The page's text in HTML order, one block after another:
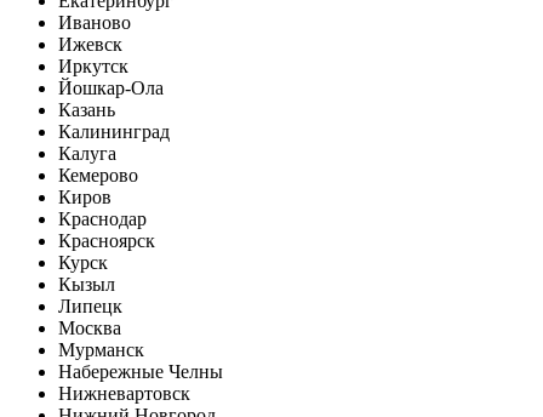
Иваново
Ижевск
Иркутск
Йошкар-Ола
Казань
Калининград
Калуга
Кемерово
Киров
Краснодар
Красноярск
Курск
Кызыл
Липецк
Москва
Мурманск
Набережные Челны
Нижневартовск